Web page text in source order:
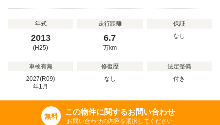
年式
2013
(H25)
走行距離
6.7
万km
保証
なし
車検有無
2027(R09)
年1 月
修復歴
なし
法定整備
付き
無料 この物件に関するお問い合わせ
お問い合わせの内容を選択してください